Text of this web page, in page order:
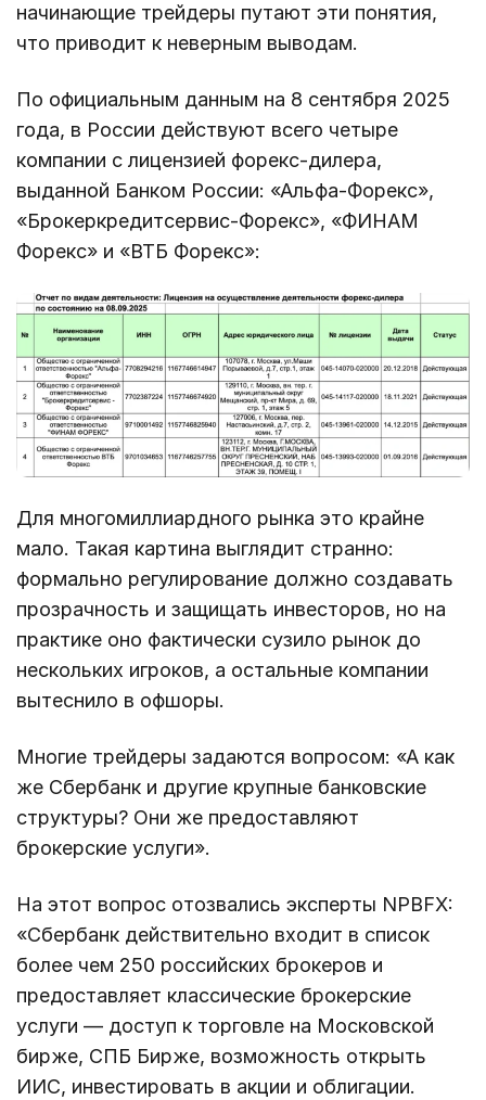
начинающие трейдеры путают эти понятия,
что приводит к неверным выводам.
По официальным данным на 8 сентября 2025
года, в России действуют всего четыре
компании с лицензией форекс-дилера,
выданной Банком России: «Альфа-Форекс»,
«Брокеркредитсервис-Форекс», «ФИНАМ
Форекс» и «ВТБ Форекс»:
Для многомиллиардного рынка это крайне
мало. Такая картина выглядит странно:
формально регулирование должно создавать
прозрачность и защищать инвесторов, но на
практике оно фактически сузило рынок до
нескольких игроков, а остальные компании
вытеснило в офшоры.
Многие трейдеры задаются вопросом: «А как
же Сбербанк и другие крупные банковские
структуры? Они же предоставляют
брокерские услуги».
На этот вопрос отозвались эксперты NPBFX:
«Сбербанк действительно входит в список
более чем 250 российских брокеров и
предоставляет классические брокерские
услуги — доступ к торговле на Московской
бирже, СПБ Бирже, возможность открыть
ИИС, инвестировать в акции и облигации.